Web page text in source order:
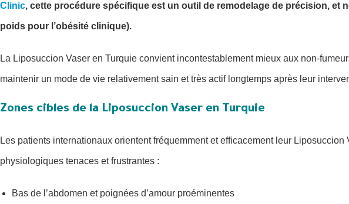
Clinic, cette procédure spécifique est un outil de remodelage de précision, et
poids pour l’obésité clinique).
La Liposuccion Vaser en Turquie convient incontestablement mieux aux non-
maintenir un mode de vie relativement sain et très actif longtemps après leur
Zones cibles de la Liposuccion Vaser en Turquie
Les patients internationaux orientent fréquemment et efficacement leur
physiologiques tenaces et frustrantes :
Bas de l’abdomen et poignées d’amour proéminentes